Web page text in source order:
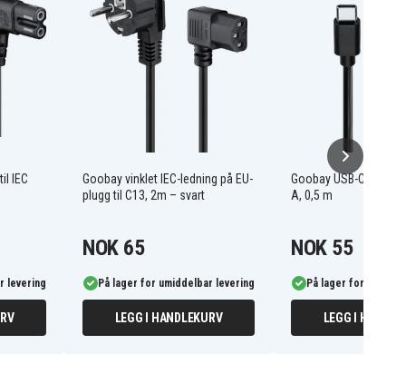
IEC
levering
Goobay vinklet IEC-ledning på EU-
plugg til C13, 2m – svart
NOK 65
På lager for umiddelbar levering
LEGG I HANDLEKURV
Goobay USB-C til DC-
A, 0,5 m
NOK 55
På lager for
LEGG I